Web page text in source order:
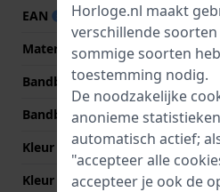
EAN
Materiaal Band
Bandbreedte
22
Bandbreedte bij sluiting
20
Kleur Band
Kleur stiksel
Wit
Horloge.nl maakt
verschillende soorten
sommige soorten
toestemming nodig.
De noodzakelijke
anonieme
automatisch actief;
"accepteer alle
accepteer je ook de